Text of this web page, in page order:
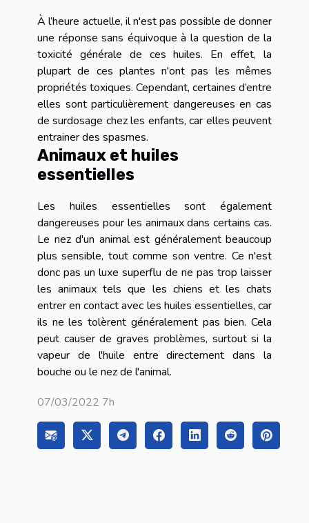
À l’heure actuelle, il n'est pas possible de donner
une réponse sans équivoque à la question de la
toxicité générale de ces huiles. En effet, la
plupart de ces plantes n'ont pas les mêmes
propriétés toxiques. Cependant, certaines d’entre
elles sont particulièrement dangereuses en cas
de surdosage chez les enfants, car elles peuvent
entrainer des spasmes.
Animaux et huiles
essentielles
Les huiles essentielles sont également
dangereuses pour les animaux dans certains cas.
Le nez d'un animal est généralement beaucoup
plus sensible, tout comme son ventre. Ce n'est
donc pas un luxe superflu de ne pas trop laisser
les animaux tels que les chiens et les chats
entrer en contact avec les huiles essentielles, car
ils ne les tolèrent généralement pas bien. Cela
peut causer de graves problèmes, surtout si la
vapeur de l'huile entre directement dans la
bouche ou le nez de l'animal.
07/03/2022 7h